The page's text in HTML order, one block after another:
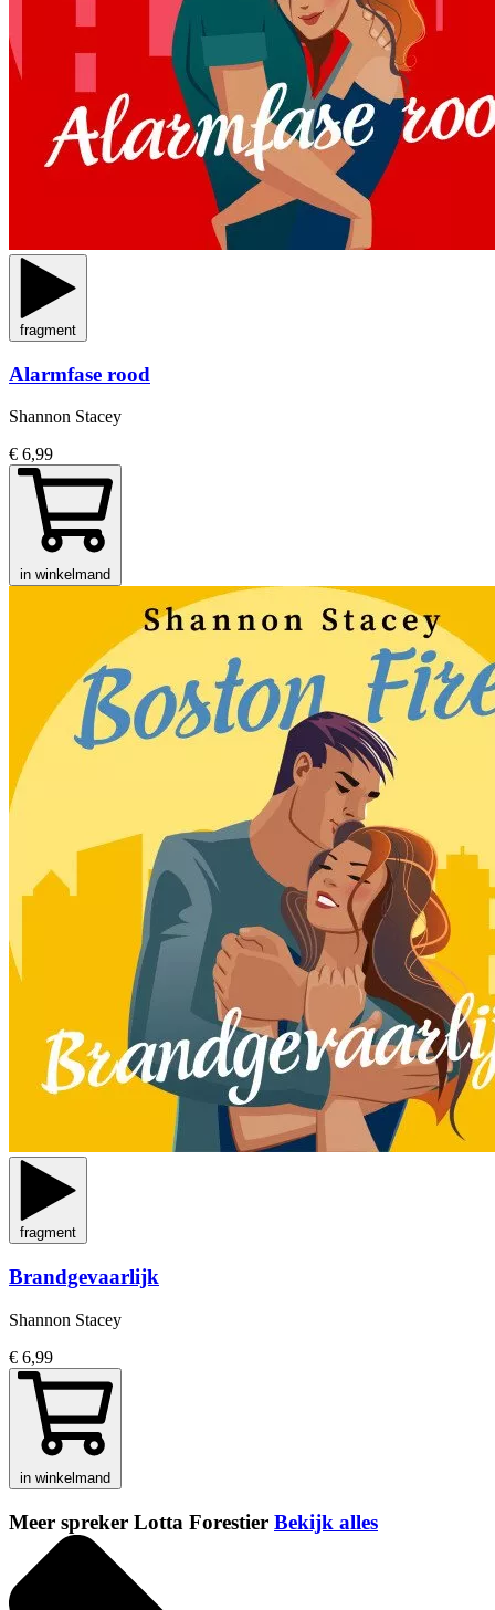
fragment
Alarmfase rood
Shannon Stacey
€ 6,99
in winkelmand
fragment
Brandgevaarlijk
Shannon Stacey
€ 6,99
in winkelmand
Meer spreker Lotta Forestier Bekijk alles